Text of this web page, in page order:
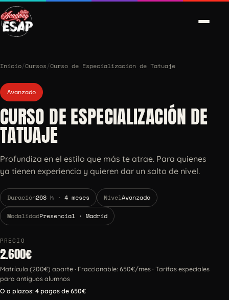
Inicio/Cursos/Curso de Especialización de Tatuaje
Avanzado
CURSO DE ESPECIALIZACIÓN DE
TATUAJE
Profundiza en el estilo que más te atrae. Para quienes
ya tienen experiencia y quieren dar un salto de nivel.
Duración268 h · 4 meses NivelAvanzado
ModalidadPresencial · Madrid
PRECIO
2.600€
Matrícula (200€) aparte · Fraccionable: 650€/mes · Tarifas especiales
para antiguos alumnos
O a plazos: 4 pagos de 650€